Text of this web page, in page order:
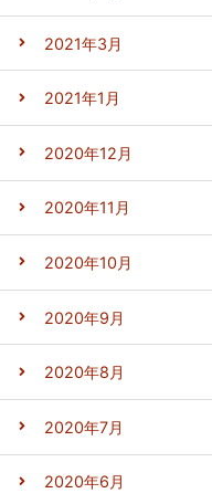
2021年3月
2021年1月
2020年12月
2020年11月
2020年10月
2020年9月
2020年8月
2020年7月
2020年6月